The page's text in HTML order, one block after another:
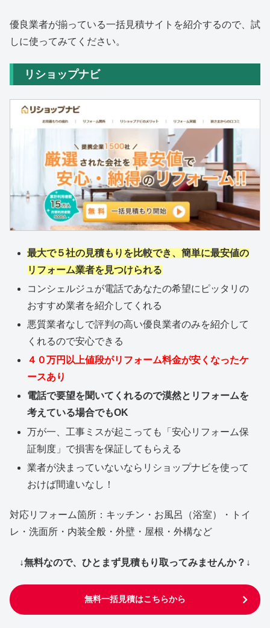
優良業者が揃っている一括見積サイトを紹介するので、試
しに使ってみてください。
リショップナビ
最大で５社の見積もりを比較でき、簡単に最安値の
リフォーム業者を見つけられる
コンシェルジュが電話であなたの希望にピッタリの
おすすめ業者を紹介してくれる
悪質業者なしで評判の高い優良業者のみを紹介して
くれるので安心できる
４０万円以上値段がリフォーム料金が安くなったケ
ースあり
電話で要望を聞いてくれるので漠然とリフォームを
考えている場合でもOK
万が一、工事ミスが起こっても「安心リフォーム保
証制度」で損害を保証してもらえる
業者が決まっていないならリショップナビを使って
おけば間違いなし！
対応リフォーム箇所：キッチン・お風呂（浴室）・トイ
レ・洗面所・内装全般・外壁・屋根・外構など
↓無料なので、ひとまず見積もり取ってみませんか？↓
無料一括見積はこちらから